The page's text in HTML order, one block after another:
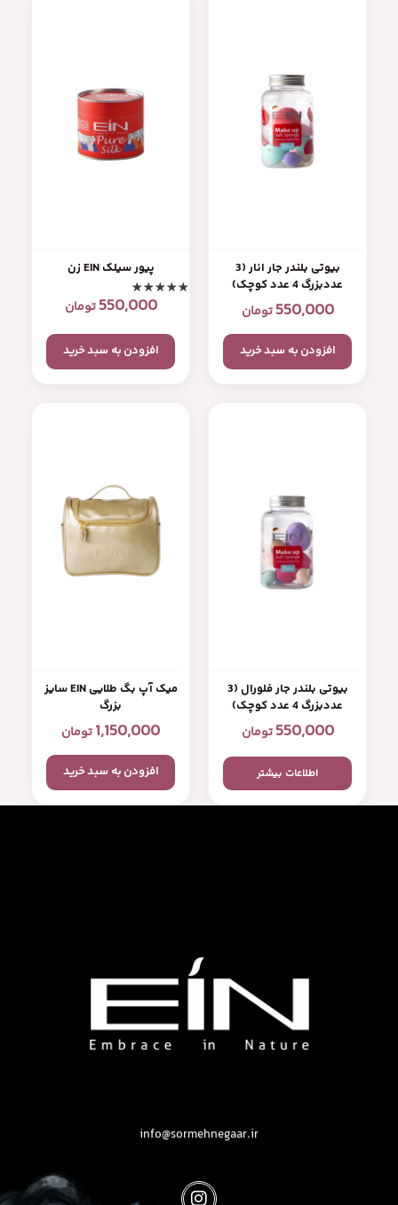
بیوتی بلندر جار انار (3
عددبزرگ 4 عدد کوچک)
550,000 تومان
افزودن به سبد خرید
پیور سیلک EIN زن
550,000 تومان
افزودن به سبد خرید
بیوتی بلندر جار فلورال (3
عددبزرگ 4 عدد کوچک)
550,000 تومان
اطلاعات بیشتر
میک آپ بگ طلایی EIN سایز
بزرگ
1,150,000تومان
افزودن به سبد خرید
info@sormehnegaar.ir